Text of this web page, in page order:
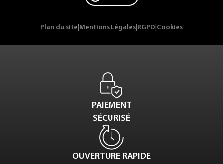
Plan du site Mentions Légales RGPD Cookies
PAIEMENT
SÉCURISÉ
OUVERTURE RAPIDE